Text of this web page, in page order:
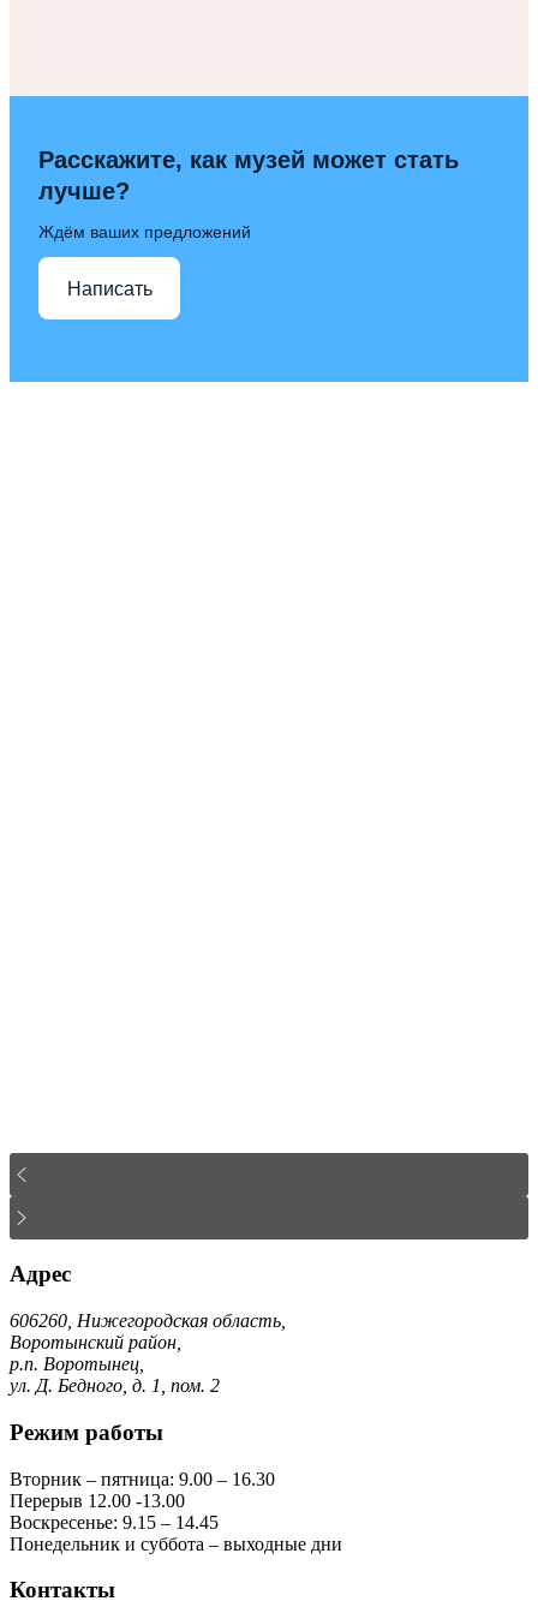
Расскажите, как музей может стать
лучше?
Ждём ваших предложений
Написать
Адрес
606260, Нижегородская область,
Воротынский район,
р.п. Воротынец,
ул. Д. Бедного, д. 1, пом. 2
Режим работы
Вторник – пятница: 9.00 – 16.30
Перерыв 12.00 -13.00
Воскресенье: 9.15 – 14.45
Понедельник и суббота – выходные дни
Контакты